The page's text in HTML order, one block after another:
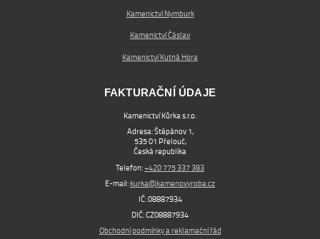
Kamenictví Nymburk
Kamenictví Čáslav
Kamenictví Kutná Hora
FAKTURAČNÍ ÚDAJE
Kamenictví Kůrka s.r.o.
Adresa: Štěpánov 1,
535 01 Přelouč,
Česká republika
Telefon:+420 775 337 383
E-mail:kurka@kamenovyroba.cz
IČ: 08887934
DIČ: CZ08887934
Obchodní podmínky a reklamační řád